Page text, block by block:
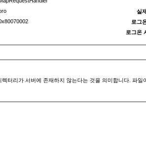
실
로그
로그온
렉터리가 서버에 존재하지 않는다는 것을 의미합니다. 파